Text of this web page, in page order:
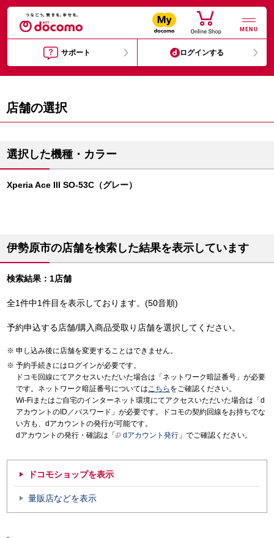
MENU
サポート ログインする
店舗の選択
選択した機種・カラー
Xperia Ace III SO-53C（グレー）
伊勢原市の店舗を検索した結果を表示しています
検索結果：1店舗
全1件中1件目を表示しております。(50音順)
予約申込する店舗/購入商品受取り店舗を選択してください。
申し込み後に店舗を変更することはできません。
予約手続きにはログインが必要です。
ドコモ回線にてアクセスいただいた場合は「ネットワーク暗証番号」が必要
です。ネットワーク暗証番号についてはこちら をご確認ください。
Wi-Fiまたはご自宅のインターネット環境にてアクセスいただいた場合は「d
アカウントのID／パスワード」が必要です。ドコモの契約回線をお持ちでな
い方も、dアカウントの発行が可能です。
dアカウントの発行・確認は「
dアカウント発行 」でご確認ください。
ドコモショップを表示
量販店などを表示